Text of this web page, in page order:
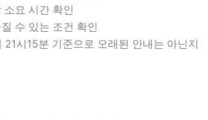
소요 시간 확인
수 있는 조건 확인
시15분 기준으로 오래된 안내는 아닌지